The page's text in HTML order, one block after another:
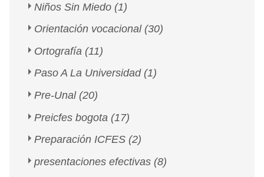
Niños Sin Miedo (1)
Orientación vocacional (30)
Ortografía (11)
Paso A La Universidad (1)
Pre-Unal (20)
Preicfes bogota (17)
Preparación ICFES (2)
presentaciones efectivas (8)